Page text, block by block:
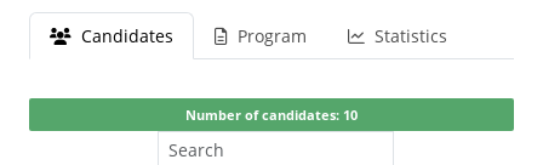
Candidates Program Statistics
Number of candidates: 10